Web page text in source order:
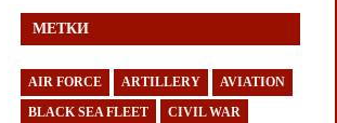
МЕТКИ
AIR FORCE ARTILLERY AVIATION
BLACK SEA FLEET CIVIL WAR